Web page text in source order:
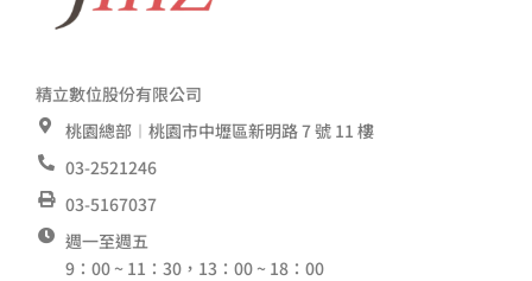
精立數位股份有限公司
桃園總部︱桃園市中壢區新明路 7 號 11 樓
03-2521246
03-5167037
週一至週五
9：00 ~ 11：30，13：00 ~ 18：00